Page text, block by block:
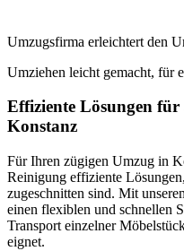
Umzugsfirma erleichtert den
Umziehen leicht gemacht, für
Effiziente Lösungen für
Konstanz
Für Ihren zügigen Umzug in
Reinigung effiziente
zugeschnitten sind. Mit
einen flexiblen und schnellen
Transport einzelner
eignet.